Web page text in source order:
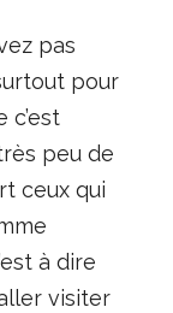
pas
pour
c’est
peu de
ceux qui
à dire
visiter